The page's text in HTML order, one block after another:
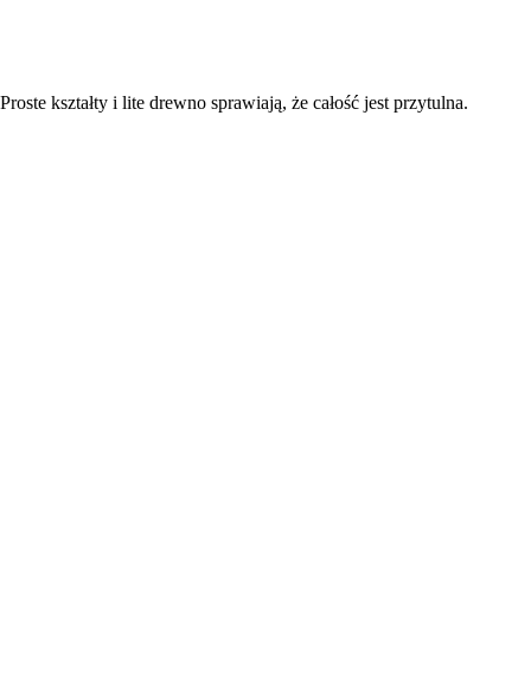
Proste kształty i lite drewno sprawiają, że całość jest przytulna.